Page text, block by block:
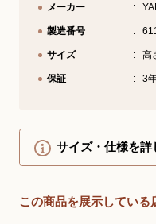
メーカー
製造番号
サイズ 高
保証 3
サイズ・仕様を詳
この商品を展示している